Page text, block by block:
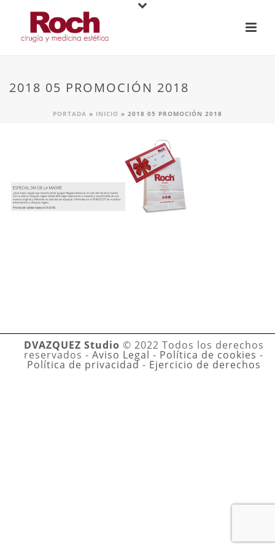
2018 05 PROMOCIÓN 2018
PORTADA » INICIO » 2018 05 PROMOCIÓN 2018
DVAZQUEZ Studio © 2022 Todos los derechos
reservados - Aviso Legal - Política de cookies -
Política de privacidad- Ejercicio de derechos